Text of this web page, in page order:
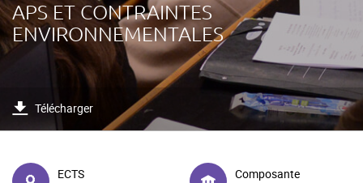
APS ET CONTRAINTES
ENVIRONNEMENTALES
Télécharger
ECTS
Composante